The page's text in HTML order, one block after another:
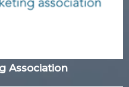
Association